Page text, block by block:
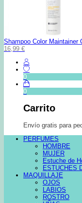
Shampoo Color Maintainer
16,99 €
0
0
Carrito
Envío gratis para
PERFUMES
HOMBRE
MUJER
Estuche de
ESTUCHES
MAQUILLAJE
OJOS
LABIOS
ROSTRO